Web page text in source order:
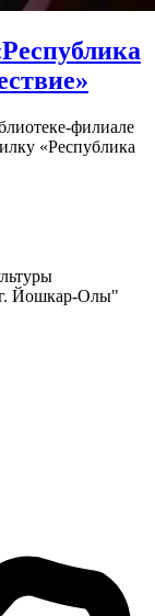
филиале
«Республика
г. Йошкар-Олы"